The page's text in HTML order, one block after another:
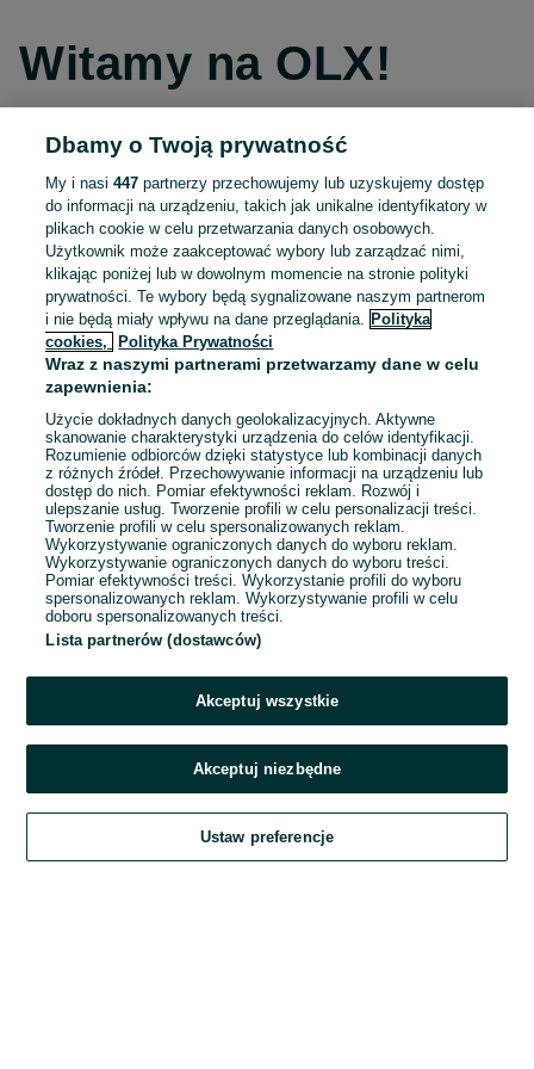
Witamy na OLX!
Kontynuuj przez Facebooka
Kontynuuj przez konto Apple
Kontynuuj przez konto Google
LUB
E-mail
Hasło
Zaloguj się
Kontynuując za pośrednictwem jednego z dostawców wskazanych powyżej,
OLX.pl w jego aktualnym brzmieniu.
Dbamy o Twoją prywatność
My i nasi447 partnerzy przechowujemy lub uzyskujemy dostęp
do informacji na urządzeniu, takich jak unikalne identyfikatory w
plikach cookie w celu przetwarzania danych osobowych.
Użytkownik może zaakceptować wybory lub zarządzać nimi,
klikając poniżej lub w dowolnym momencie na stronie polityki
prywatności. Te wybory będą sygnalizowane naszym partnerom
i nie będą miały wpływu na dane przeglądania.
Polityka
cookies,
Polityka Prywatności
Wraz z naszymi partnerami przetwarzamy dane w celu
zapewnienia:
Użycie dokładnych danych geolokalizacyjnych. Aktywne
skanowanie charakterystyki urządzenia do celów identyfikacji.
Rozumienie odbiorców dzięki statystyce lub kombinacji danych
z różnych źródeł. Przechowywanie informacji na urządzeniu lub
dostęp do nich. Pomiar efektywności reklam. Rozwój i
ulepszanie usług. Tworzenie profili w celu personalizacji treści.
Tworzenie profili w celu spersonalizowanych reklam.
Wykorzystywanie ograniczonych danych do wyboru reklam.
Wykorzystywanie ograniczonych danych do wyboru treści.
Pomiar efektywności treści. Wykorzystanie profili do wyboru
spersonalizowanych reklam. Wykorzystywanie profili w celu
doboru spersonalizowanych treści.
Lista partnerów (dostawców)
Akceptuj wszystkie
Akceptuj niezbędne
Ustaw preferencje